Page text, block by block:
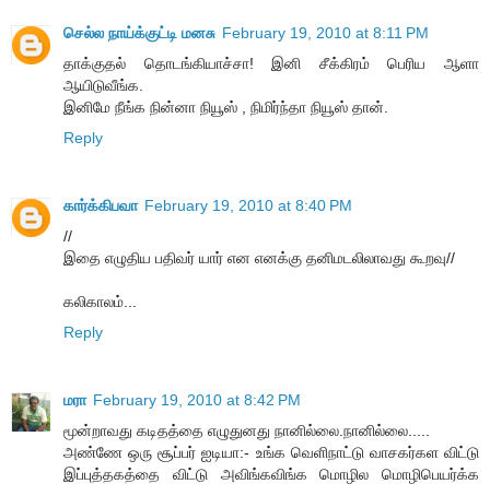
செல்ல நாய்க்குட்டி மனசு February 19, 2010 at 8:11 PM
தாக்குதல் தொடங்கியாச்சா! இனி சீக்கிரம் பெரிய ஆளா
ஆயிடுவீங்க.
இனிமே நீங்க நின்னா நியூஸ் , நிமிர்ந்தா நியூஸ் தான்.
Reply
கார்க்கிபவா February 19, 2010 at 8:40 PM
//
இதை எழுதிய பதிவர் யார் என எனக்கு தனிமடலிலாவது கூறவு//
கலிகாலம்...
Reply
மரா February 19, 2010 at 8:42 PM
மூன்றாவது கடிதத்தை எழுதுனது நானில்லை.நானில்லை.....
அண்ணே ஒரு சூப்பர் ஐடியா:- உங்க வெளிநாட்டு வாசகர்கள விட்டு
இப்புத்தகத்தை விட்டு அவிங்கவிங்க மொழில மொழிபெயர்க்க